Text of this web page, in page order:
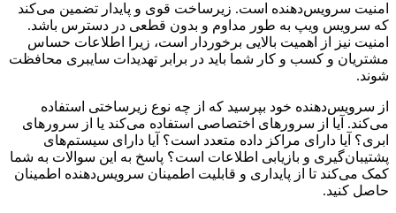
امنیت سرویس‌دهنده است. زیرساخت قوی و پایدار تضمین می‌کند
که سرویس ویپ به طور مداوم و بدون قطعی در دسترس باشد.
امنیت نیز از اهمیت بالایی برخوردار است، زیرا اطلاعات حساس
مشتریان و کسب و کار شما باید در برابر تهدیدات سایبری محافظت
شوند.
از سرویس‌دهنده خود بپرسید که از چه نوع زیرساختی استفاده
می‌کند. آیا از سرورهای اختصاصی استفاده می‌کند یا از سرورهای
ابری؟ آیا دارای مراکز داده متعدد است؟ آیا دارای سیستم‌های
پشتیبان‌گیری و بازیابی اطلاعات است؟ پاسخ به این سوالات به شما
کمک می‌کند تا از پایداری و قابلیت اطمینان سرویس‌دهنده اطمینان
حاصل کنید.